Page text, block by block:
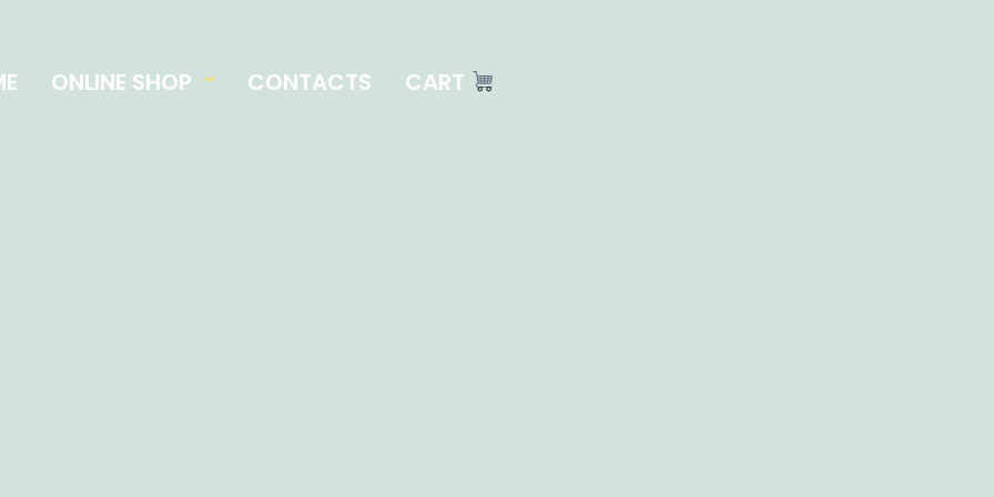
ONLINE SHOP CONTACTS CART